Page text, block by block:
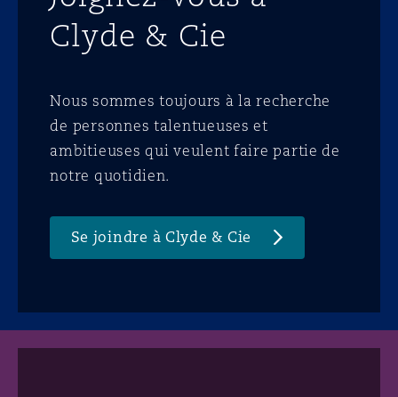
Clyde & Cie
Nous sommes toujours à la recherche
de personnes talentueuses et
ambitieuses qui veulent faire partie de
notre quotidien.
Se joindre à Clyde & Cie